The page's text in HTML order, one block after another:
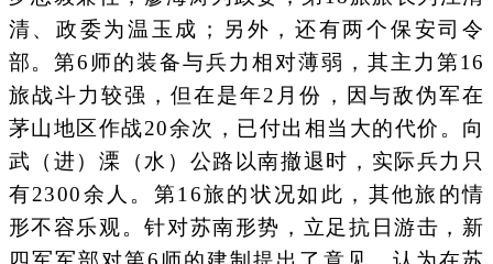
清、政委为温玉成；另外，还有两个保安司令
部。第6师的装备与兵力相对薄弱，其主力第16
旅战斗力较强，但在是年2月份，因与敌伪军在
茅山地区作战20余次，已付出相当大的代价。向
武（进）溧（水）公路以南撤退时，实际兵力只
有2300余人。第16旅的状况如此，其他旅的情
形不容乐观。针对苏南形势，立足抗日游击，新